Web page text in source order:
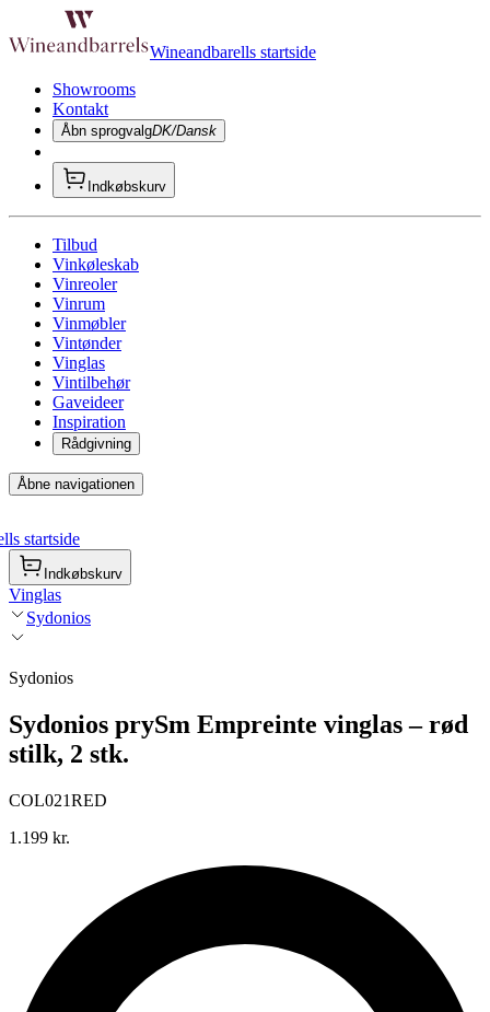
Wineandbarells startside
Showrooms
Kontakt
Åbn sprogvalgDK/Dansk
Indkøbskurv
Tilbud
Vinkøleskab
Vinreoler
Vinrum
Vinmøbler
Vintønder
Vinglas
Vintilbehør
Gaveideer
Inspiration
Rådgivning
Åbne navigationen
startside
Indkøbskurv
Vinglas
Sydonios
Sydonios
Sydonios prySm Empreinte vinglas – rød
stilk, 2 stk.
COL021RED
1.199 kr.